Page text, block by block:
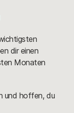
dir einen
Monaten
und hoffen, du